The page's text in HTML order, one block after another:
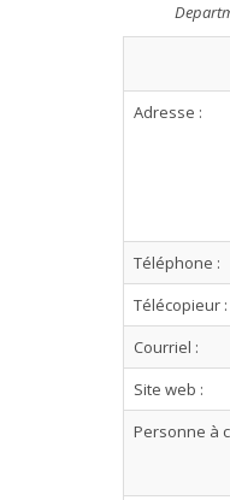
Adresse :
Téléphone :
Télécopieur :
Courriel :
Site web :
Personne à